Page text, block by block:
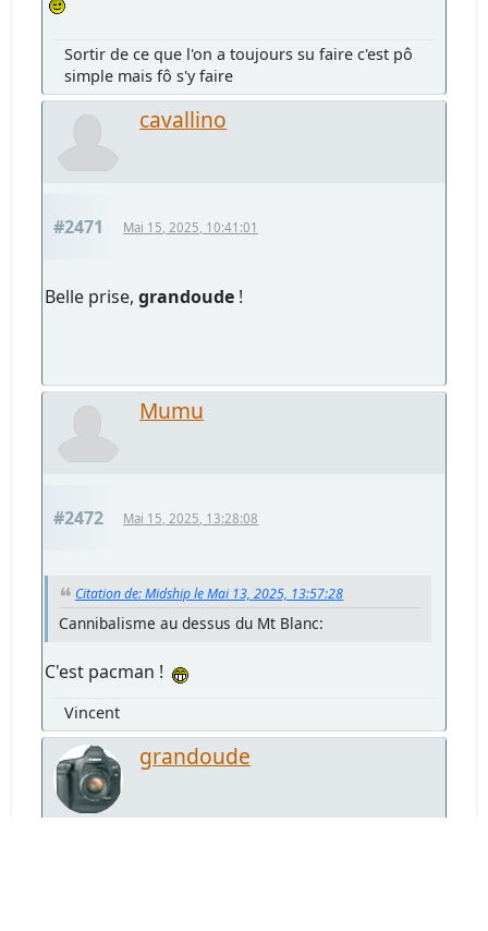
Sortir de ce que l'on a toujours su faire c'est pô
simple mais fô s'y faire
cavallino
#2471 Mai 15, 2025, 10:41:01
Belle prise,grandoude !
Mumu
#2472 Mai 15, 2025, 13:28:08
Citation de: Midship le Mai 13, 2025, 13:57:28
Cannibalisme au dessus du Mt Blanc:
C'est pacman !
Vincent
grandoude